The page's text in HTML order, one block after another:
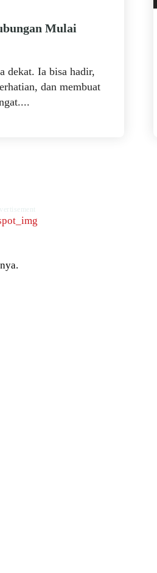
Mulai
dekat. Ia bisa hadir,
dan membuat